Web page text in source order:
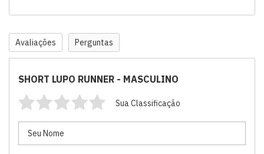
Avaliações Perguntas
SHORT LUPO RUNNER - MASCULINO
Sua Classificação